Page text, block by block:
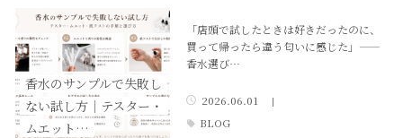
香水のサンプルで失敗し
ない試し方｜テスター・
ムエット…
「店頭で試したときは好きだったのに、
買って帰ったら違う匂いに感じた」——
香水選び…
2026.06.01 |
BLOG